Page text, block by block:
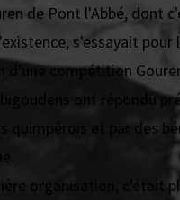
de Pont l'Abbé, dont
s'essayait pour
d'une compétition
ont répondu
quimpérois et par des
organisation, c'était